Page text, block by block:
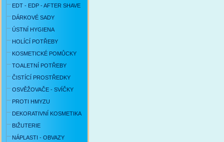
EDT - EDP - AFTER SHAVE
DÁRKOVÉ SADY
ÚSTNÍ HYGIENA
HOLÍCÍ POTŘEBY
KOSMETICKÉ POMŮCKY
TOALETNÍ POTŘEBY
ČISTÍCÍ PROSTŘEDKY
OSVĚŽOVAČE - SVÍČKY
PROTI HMYZU
DEKORATIVNÍ KOSMETIKA
BIŽUTERIE
NÁPLASTI - OBVAZY